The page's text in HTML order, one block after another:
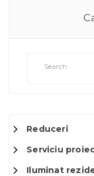
Reduceri
Serviciu
Iluminat